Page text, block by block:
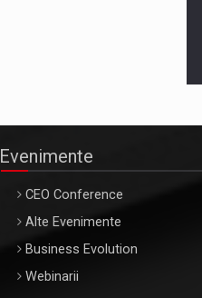
Evenimente
CEO Conference
Alte Evenimente
Business Evolution
Webinarii